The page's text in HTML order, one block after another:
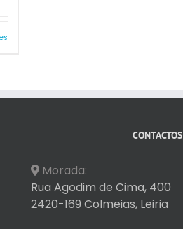
CONTACTOS
Morada:
Rua Agodim de Cima, 400
2420-169 Colmeias, Leiria